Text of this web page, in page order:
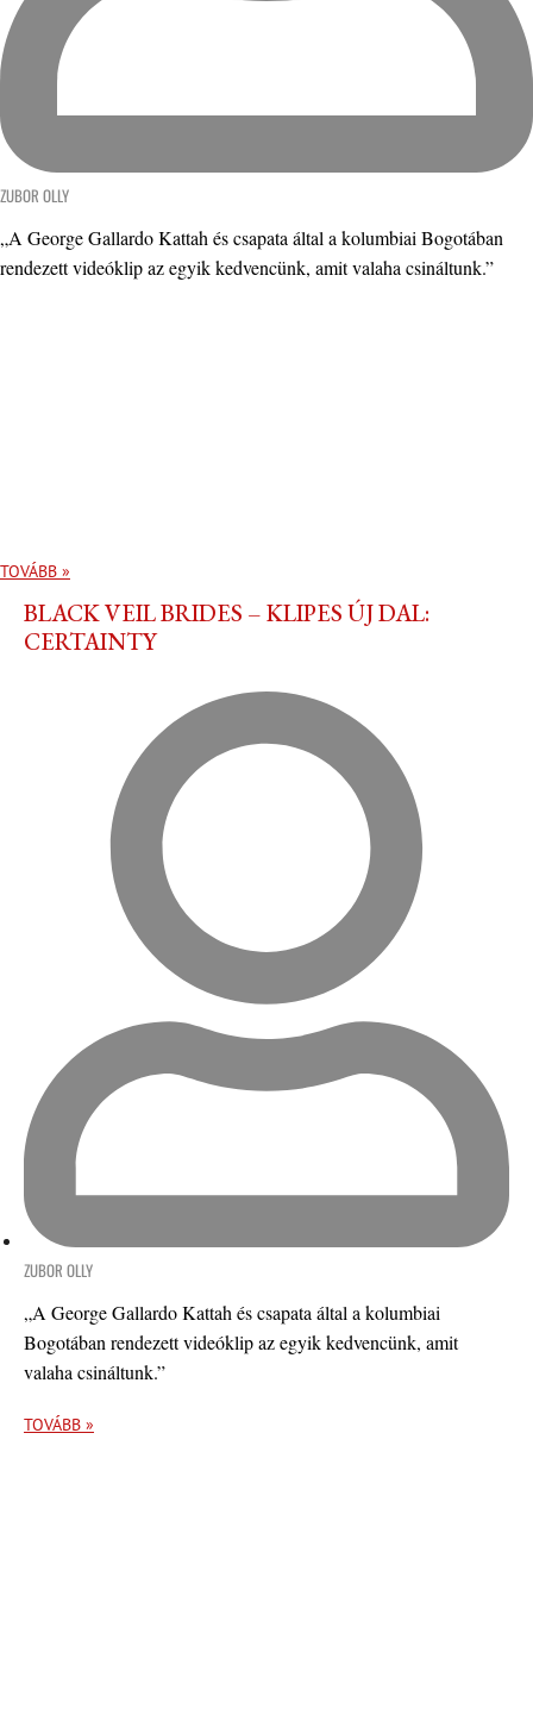
ZUBOR OLLY
„A George Gallardo Kattah és csapata által a kolumbiai Bogotában
rendezett videóklip az egyik kedvencünk, amit valaha csináltunk.”
TOVÁBB »
BLACK VEIL BRIDES – KLIPES ÚJ DAL:
CERTAINTY
ZUBOR OLLY
„A George Gallardo Kattah és csapata által a kolumbiai
Bogotában rendezett videóklip az egyik kedvencünk, amit
valaha csináltunk.”
TOVÁBB »